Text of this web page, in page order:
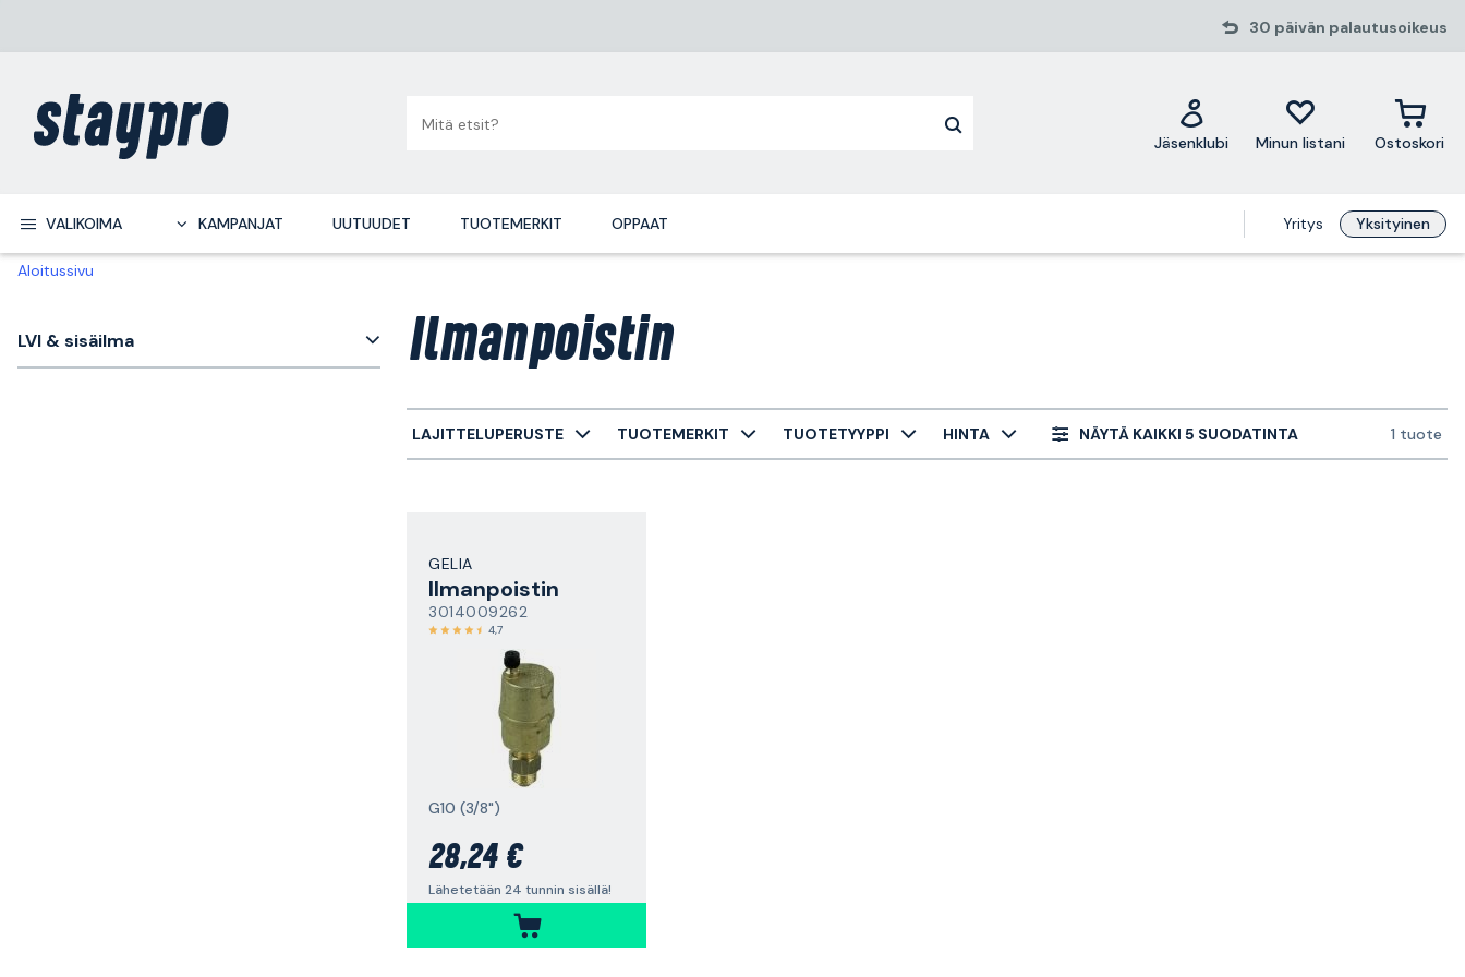
30 päivän palautusoikeus
Jäsenklubi Minun listani Ostoskori
VALIKOIMA KAMPANJAT UUTUUDET TUOTEMERKIT OPPAAT Yritys Yksityinen
Aloitussivu
LVI & sisäilma Ilmanpoistin
LAJITTELUPERUSTE TUOTEMERKIT TUOTETYYPPI HINTA NÄYTÄ KAIKKI 5 SUODATINTA 1 tuote
GELIA
Ilmanpoistin
3014009262
4,7
G10 (3/8")
28,24 €
Lähetetään 24 tunnin sisällä!